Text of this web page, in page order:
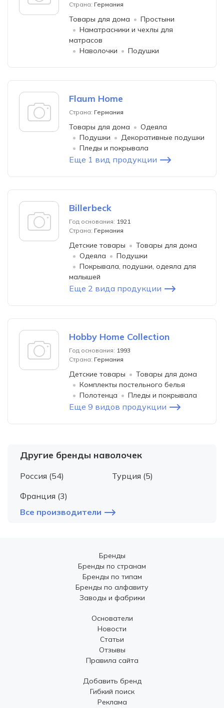
Страна: Германия
Товары для дома
Простыни
Наматрасники и чехлы для
матрасов
Наволочки
Подушки
Flaum Home
Страна: Германия
Товары для дома
Одеяла
Подушки
Декоративные подушки
Пледы и покрывала
Еще 1 вид продукции
Billerbeck
Год основания: 1921
Страна: Германия
Детские товары
Товары для дома
Одеяла
Подушки
Покрывала, подушки, одеяла для
малышей
Еще 2 вида продукции
Hobby Home Collection
Год основания: 1993
Страна: Германия
Детские товары
Товары для дома
Комплекты постельного белья
Полотенца
Пледы и покрывала
Еще 9 видов продукции
Другие бренды наволочек
Россия (54)
Турция (5)
Франция (3)
Все производители
Бренды
Бренды по странам
Бренды по типам
Бренды по алфавиту
Заводы и фабрики
Основатели
Новости
Статьи
Отзывы
Правила сайта
Добавить бренд
Гибкий поиск
Реклама